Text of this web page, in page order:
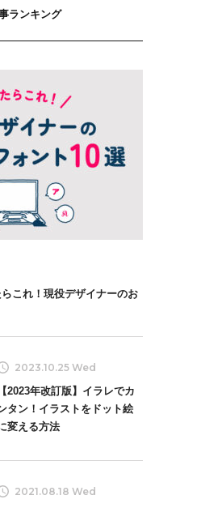
ランキング
らこれ！現役デザイナーのお
2023.10.25 Wed
【2023年改訂版】イラレでカ
タン！イラストをドット絵
変える方法
2021.08.18 Wed